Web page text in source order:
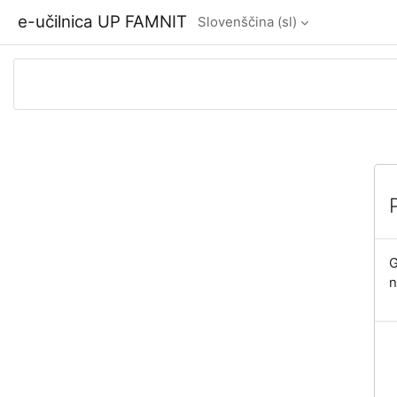
e-učilnica UP FAMNIT Slovenščina ‎(sl)‎